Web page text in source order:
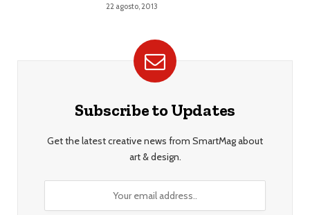
22 agosto, 2013
Subscribe to Updates
Get the latest creative news from SmartMag about
art & design.